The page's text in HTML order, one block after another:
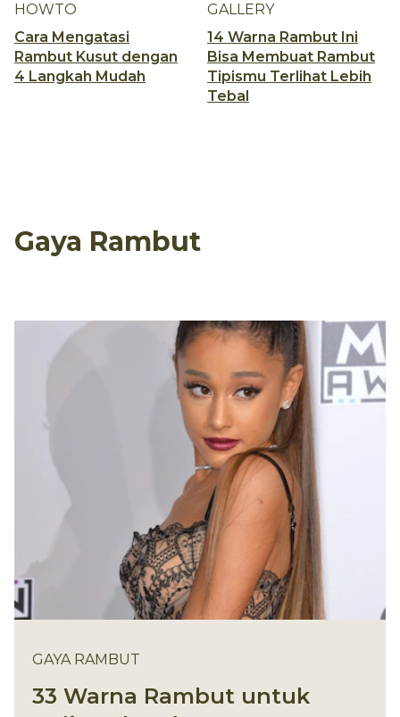
HOWTO
Cara Mengatasi
Rambut Kusut dengan
4 Langkah Mudah
GALLERY
14 Warna Rambut Ini
Bisa Membuat Rambut
Tipismu Terlihat Lebih
Tebal
Gaya Rambut
GAYA RAMBUT
33 Warna Rambut untuk